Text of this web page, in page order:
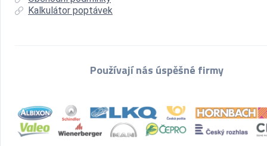
Kalkulátor poptávek
Používají nás úspěšné firmy